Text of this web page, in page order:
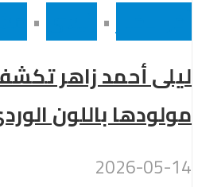
•
•
ليلى أحمد زاهر
مولودها باللون
2026-05-14